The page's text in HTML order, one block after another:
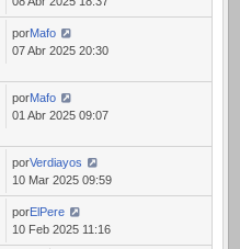
porMafo
07 Abr 2025 20:30
porMafo
01 Abr 2025 09:07
porVerdiayos
10 Mar 2025 09:59
porElPere
10 Feb 2025 11:16